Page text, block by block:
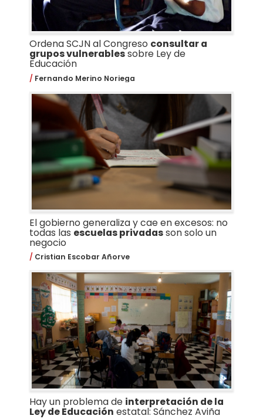
Ordena SCJN al Congreso consultar a
grupos vulnerablessobre Ley de
Educación
Fernando Merino Noriega
El gobierno generaliza y cae en excesos: no
todas las escuelas privadasson solo un
negocio
Cristian Escobar Añorve
Hay un problema de interpretación de la
Ley de Educación estatal: Sánchez Aviña